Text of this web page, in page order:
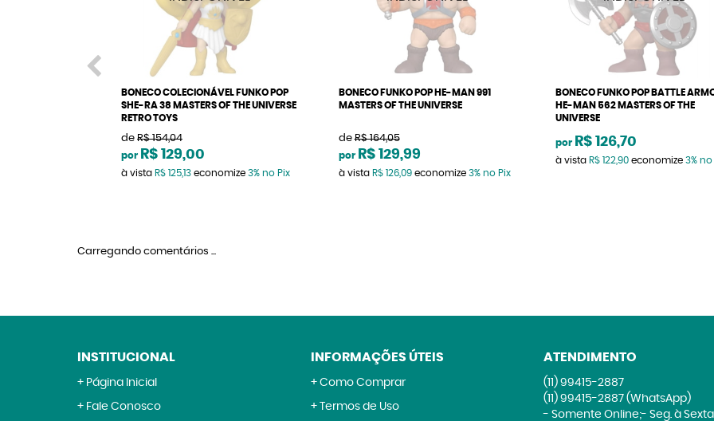
BONECO COLECIONÁVEL FUNKO POP
SHE-RA 38 MASTERS OF THE UNIVERSE
RETRO TOYS
de R$ 154,04
por R$ 129,00
à vista R$ 125,13 economize 3% no Pix
BONECO FUNKO POP HE-MAN 991
MASTERS OF THE UNIVERSE
de R$ 164,05
por R$ 129,99
à vista R$ 126,09economize 3% no Pix
BONECO FUNKO POP BATTLE
HE-MAN 562 MASTERS OF THE
UNIVERSE
por R$ 126,70
à vista R$ 122,90 economize 3% no
Carregando comentários ...
INSTITUCIONAL
Página Inicial
Fale Conosco
INFORMAÇÕES ÚTEIS
Como Comprar
Termos de Uso
ATENDIMENTO
(11) 99415-2887
(11) 99415-2887 (WhatsApp)
- Somente Online;- Seg. à Sexta